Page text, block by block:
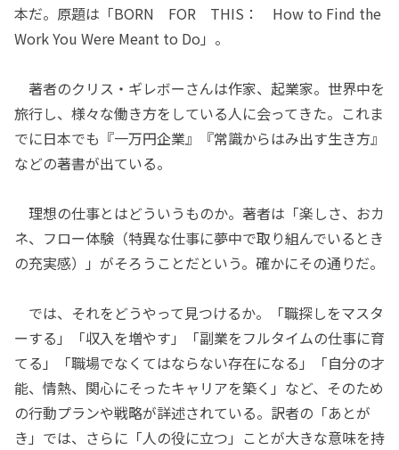
本だ。原題は「BORN FOR THIS： How to Find the
Work You Were Meant to Do」。
著者のクリス・ギレボーさんは作家、起業家。世界中を
旅行し、様々な働き方をしている人に会ってきた。これま
でに日本でも『一万円企業』『常識からはみ出す生き方』
などの著書が出ている。
理想の仕事とはどういうものか。著者は「楽しさ、おカ
ネ、フロー体験（特異な仕事に夢中で取り組んでいるとき
の充実感）」がそろうことだという。確かにその通りだ。
では、それをどうやって見つけるか。「職探しをマスタ
ーする」「収入を増やす」「副業をフルタイムの仕事に育
てる」「職場でなくてはならない存在になる」「自分の才
能、情熱、関心にそったキャリアを築く」など、そのため
の行動プランや戦略が詳述されている。訳者の「あとが
き」では、さらに「人の役に立つ」ことが大きな意味を持